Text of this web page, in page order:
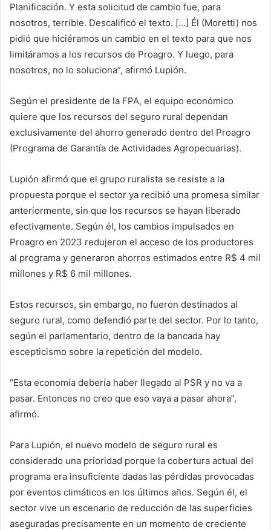
Planificación. Y esta solicitud de cambio fue, para
nosotros, terrible. Descalificó el texto. […] Él (Moretti) nos
pidió que hiciéramos un cambio en el texto para que nos
limitáramos a los recursos de Proagro. Y luego, para
nosotros, no lo soluciona”, afirmó Lupión.
Según el presidente de la FPA, el equipo económico
quiere que los recursos del seguro rural dependan
exclusivamente del ahorro generado dentro del Proagro
(Programa de Garantía de Actividades Agropecuarias).
Lupión afirmó que el grupo ruralista se resiste a la
propuesta porque el sector ya recibió una promesa similar
anteriormente, sin que los recursos se hayan liberado
efectivamente. Según él, los cambios impulsados ​​en
Proagro en 2023 redujeron el acceso de los productores
al programa y generaron ahorros estimados entre R$ 4 mil
millones y R$ 6 mil millones.
Estos recursos, sin embargo, no fueron destinados al
seguro rural, como defendió parte del sector. Por lo tanto,
según el parlamentario, dentro de la bancada hay
escepticismo sobre la repetición del modelo.
“Esta economía debería haber llegado al PSR y no va a
pasar. Entonces no creo que eso vaya a pasar ahora”,
afirmó.
Para Lupión, el nuevo modelo de seguro rural es
considerado una prioridad porque la cobertura actual del
programa era insuficiente dadas las pérdidas provocadas
por eventos climáticos en los últimos años. Según él, el
sector vive un escenario de reducción de las superficies
aseguradas precisamente en un momento de creciente